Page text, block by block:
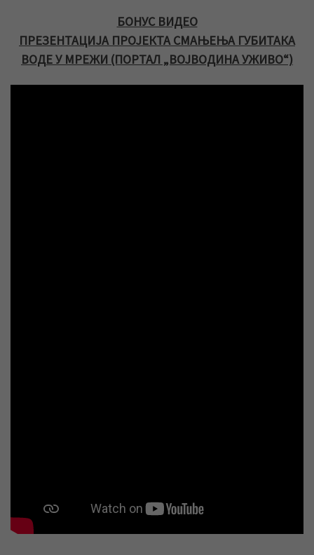
БОНУС ВИДЕО
ПРЕЗЕНТАЦИЈА ПРОЈЕКТА СМАЊЕЊА ГУБИТАКА
ВОДЕ У МРЕЖИ (ПОРТАЛ „ВОЈВОДИНА УЖИВО“)